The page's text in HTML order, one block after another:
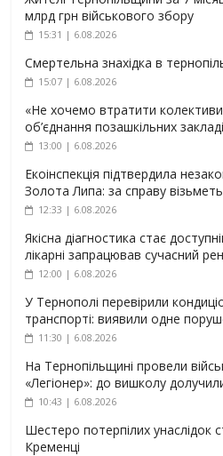
млрд грн військового збору
15:31 | 6.08.2026
Смертельна знахідка в
15:07 | 6.08.2026
«Не хочемо втратити
об’єднання позашкільних
13:00 | 6.08.2026
Екоінспекція підтвердила
Золота Липа: за справу
12:33 | 6.08.2026
Якісна діагностика стає
лікарні запрацював сучасний
12:00 | 6.08.2026
У Тернополі перевірили
транспорті: виявили одне
11:30 | 6.08.2026
На Тернопільщині провели
«Легіонер»: до вишколу
10:43 | 6.08.2026
Шестеро потерпілих унаслідок
Кременці